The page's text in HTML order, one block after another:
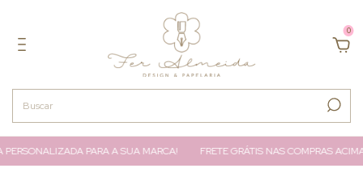
0
PERSONALIZADA PARA A SUA MARCA! FRETE GRÁTIS NAS COMPRAS